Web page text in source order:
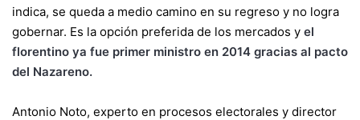
indica, se queda a medio camino en su regreso y no logra
gobernar. Es la opción preferida de los mercados y el
florentino ya fue primer ministro en 2014 gracias al pacto
del Nazareno.
Antonio Noto, experto en procesos electorales y director